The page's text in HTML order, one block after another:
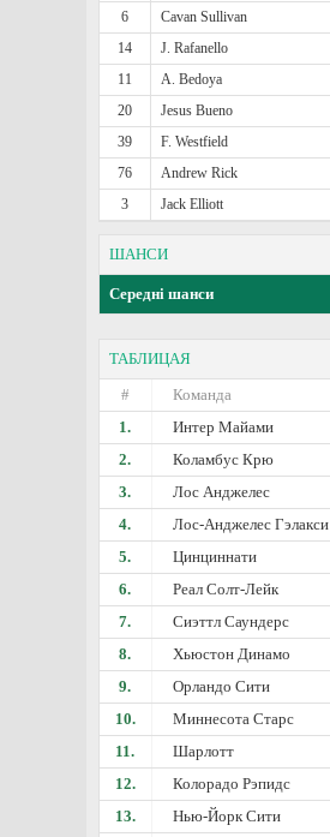
6
Cavan Sullivan
14
J. Rafanello
11
A. Bedoya
20
Jesus Bueno
39
F. Westfield
76
Andrew Rick
3
Jack Elliott
ШАНСИ
Середні шанси
ТАБЛИЦАЯ
#
Команда
1.
Интер Майами
2.
Коламбус Крю
3.
Лос Анджелес
4.
Лос-Анджелес Гэлакси
5.
Цинциннати
6.
Реал Солт-Лейк
7.
Сиэттл Саундерс
8.
Хьюстон Динамо
9.
Орландо Сити
10.
Миннесота Старс
11.
Шарлотт
12.
Колорадо Рэпидс
13.
Нью-Йорк Сити